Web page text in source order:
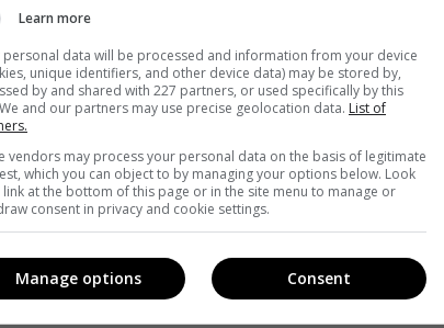
в исполнении пары, которая также
Романа ДудыиВеры Кекелии . Аранжировка –
СТБ.
к съемкам сериала «Слід».
Learn more
personal data will be processed and information from your device
unique identifiers, and other device data) may be stored by,
by and shared with 227 partners, or used specifically by this
and our partners may use precise geolocation data. List of
vendors may process your personal data on the basis of legitimate
which you can object to by managing your options below. Look
at the bottom of this page or in the site menu to manage or
consent in privacy and cookie settings.
Consent
Manage options